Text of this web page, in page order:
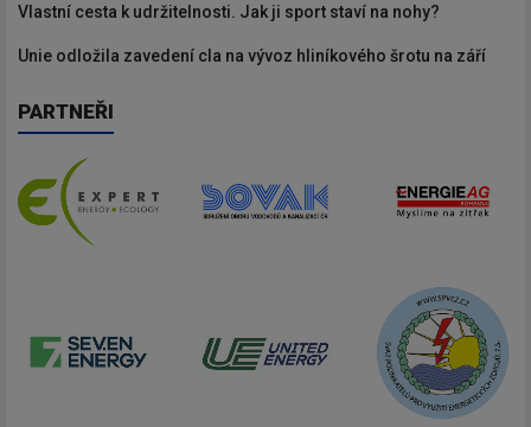
Vlastní cesta k udržitelnosti. Jak ji sport staví na nohy?
Unie odložila zavedení cla na vývoz hliníkového šrotu na září
PARTNEŘI